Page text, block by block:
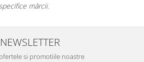
specifice mărcii.
NEWSLETTER
si promotiile noastre